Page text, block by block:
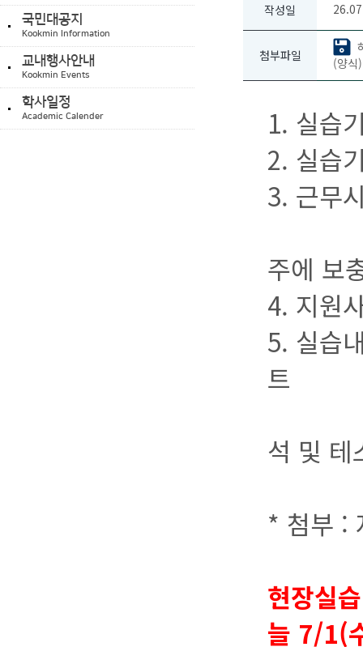
국민대공지
Kookmin Information
교내행사안내
Kookmin Events
학사일정
Academic Calender
작성일
첨부파일
(양식
1. 실습
2. 실습
3. 근무
주에 보
4. 지원
5. 실습
트
석 및 테
* 첨부 :
현장실
늘 7/1(